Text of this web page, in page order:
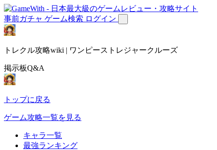
事前ガチャ ゲーム検索 ログイン
トレクル攻略wiki | ワンピーストレジャークルーズ
掲示板Q&A
トップに戻る
ゲーム攻略一覧を見る
キャラ一覧
最強ランキング